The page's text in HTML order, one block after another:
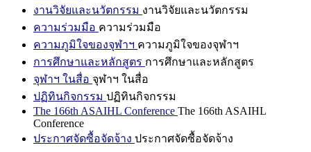
งานวิจัยและนวัตกรรม งานวิจัยและนวัตกรรม
ความร่วมมือ ความร่วมมือ
ความภูมิใจของจุฬาฯ ความภูมิใจของจุฬาฯ
การศึกษาและหลักสูตร การศึกษาและหลักสูตร
จุฬาฯ ในสื่อ จุฬาฯ ในสื่อ
ปฏิทินกิจกรรม ปฏิทินกิจกรรม
The 166th ASAIHL Conference The 166th ASAIHL
Conference
ประกาศจัดซื้อจัดจ้าง ประกาศจัดซื้อจัดจ้าง